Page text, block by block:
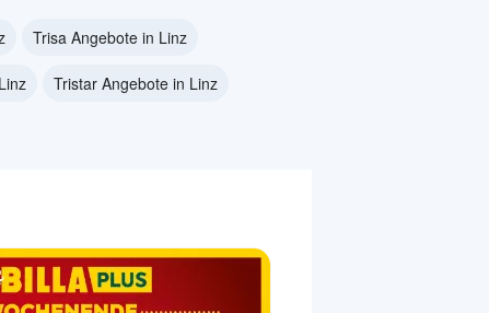
Trisa Angebote in Linz
Tristar Angebote in Linz